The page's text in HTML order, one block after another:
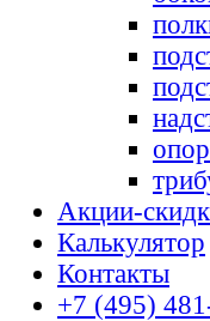
Акции-
Калькулятор
Контакты
+7 (495)